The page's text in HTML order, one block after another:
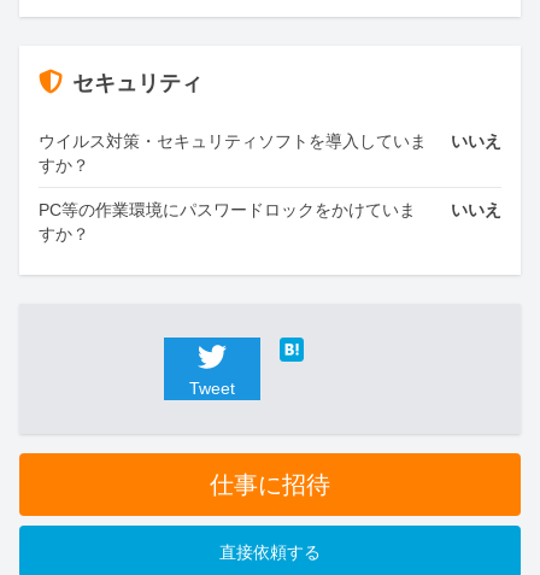
セキュリティ
ウイルス対策・セキュリティソフトを導入していま
すか？
いいえ
PC等の作業環境にパスワードロックをかけていま
すか？
いいえ
Tweet
仕事に招待
直接依頼する